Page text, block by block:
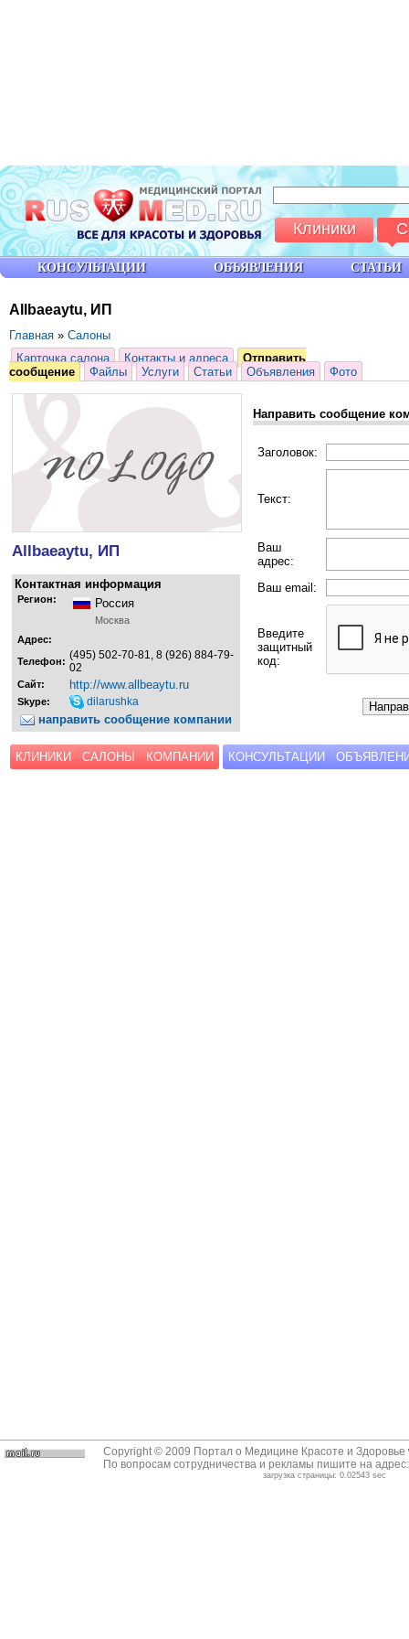
Allbaeaytu, ИП
Главная » Салоны
Карточка салона
Контакты и адреса
Отправить
сообщение
Файлы Услуги Статьи Объявления Фото
Allbaeaytu, ИП
Контактная информация
Регион: Россия
Москва
Адрес:
Телефон: (495) 502-70-81, 8 (926) 884-79-
02
Сайт: http://www.allbeaytu.ru
Skype: dilarushka
направить сообщение компании
Направить сообщение
Заголовок:
Текст:
Ваш
адрес:
Ваш email:
Введите
защитный
код:
КЛИНИКИ САЛОНЫ КОМПАНИИ КОНСУЛЬТАЦИИ
КОНСУЛЬТАЦИИ ОБЪЯВЛЕНИЯ СТАТЬИ
Клиники
Copyright © 2009 Портал о Медицине Красоте и Здоровье
По вопросам сотрудничества и рекламы пишите на
загрузка страницы: 0.02543 sec